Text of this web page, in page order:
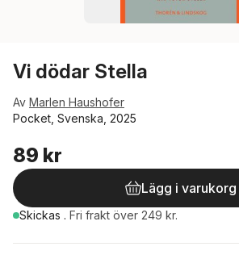
Vi dödar Stella
Av Marlen Haushofer
Pocket, Svenska, 2025
89 kr
Lägg i varukorg
Skickas . Fri frakt över 249 kr.